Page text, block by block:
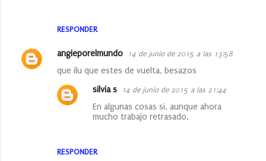
RESPONDER
angieporelmundo 14 de junio de 2015 a las 13:58
que ilu que estes de vuelta, besazos
RESPONDER
silvia s 14 de junio de 2015 a las 21:44
En algunas cosas si, aunque ahora
mucho trabajo retrasado.